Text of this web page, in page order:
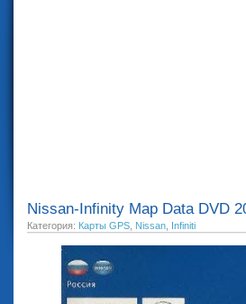
Nissan-Infinity Map Data DVD
Категория: Карты GPS Nissan Infiniti